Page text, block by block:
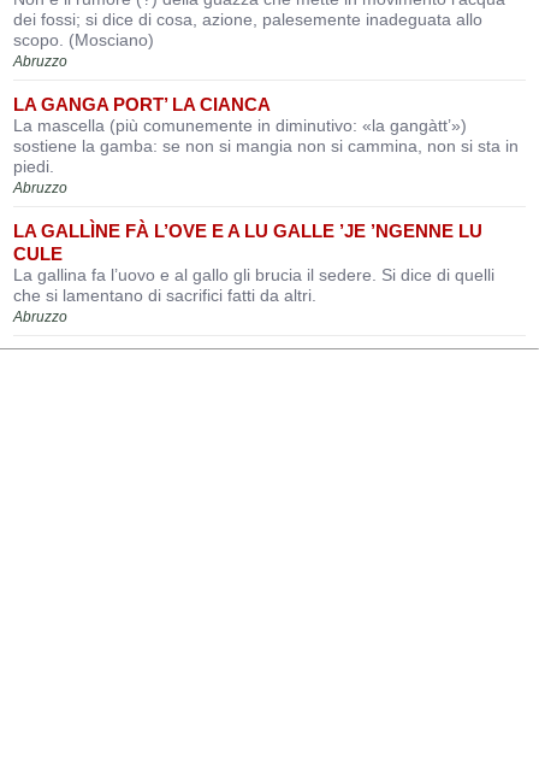
dei fossi; si dice di cosa, azione, palesemente inadeguata allo
scopo. (Mosciano)
Abruzzo
LA GANGA PORT’ LA CIANCA
La mascella (più comunemente in diminutivo: «la gangàtt’»)
sostiene la gamba: se non si mangia non si cammina, non si sta in
piedi.
Abruzzo
LA GALLÌNE FÀ L’OVE E A LU GALLE ’JE ’NGENNE LU
CULE
La gallina fa l’uovo e al gallo gli brucia il sedere. Si dice di quelli
che si lamentano di sacrifici fatti da altri.
Abruzzo